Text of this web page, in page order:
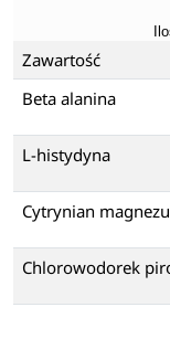
Zawartość
Beta alanina
L-histydyna
Cytrynian magnezu
Chlorowodorek